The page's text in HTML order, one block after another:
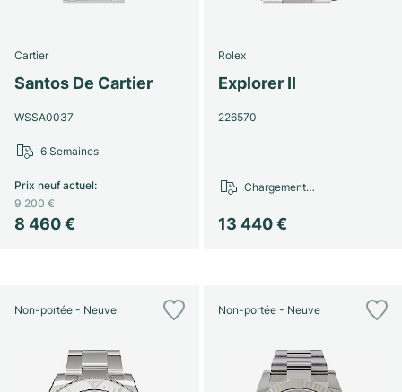
Cartier
Santos De Cartier
WSSA0037
8 460 €
Prix neuf actuel:
9 200 €
6 Semaines
Rolex
Explorer II
226570
13 440 €
Chargement…
Non-portée - Neuve Non-portée - Neuve